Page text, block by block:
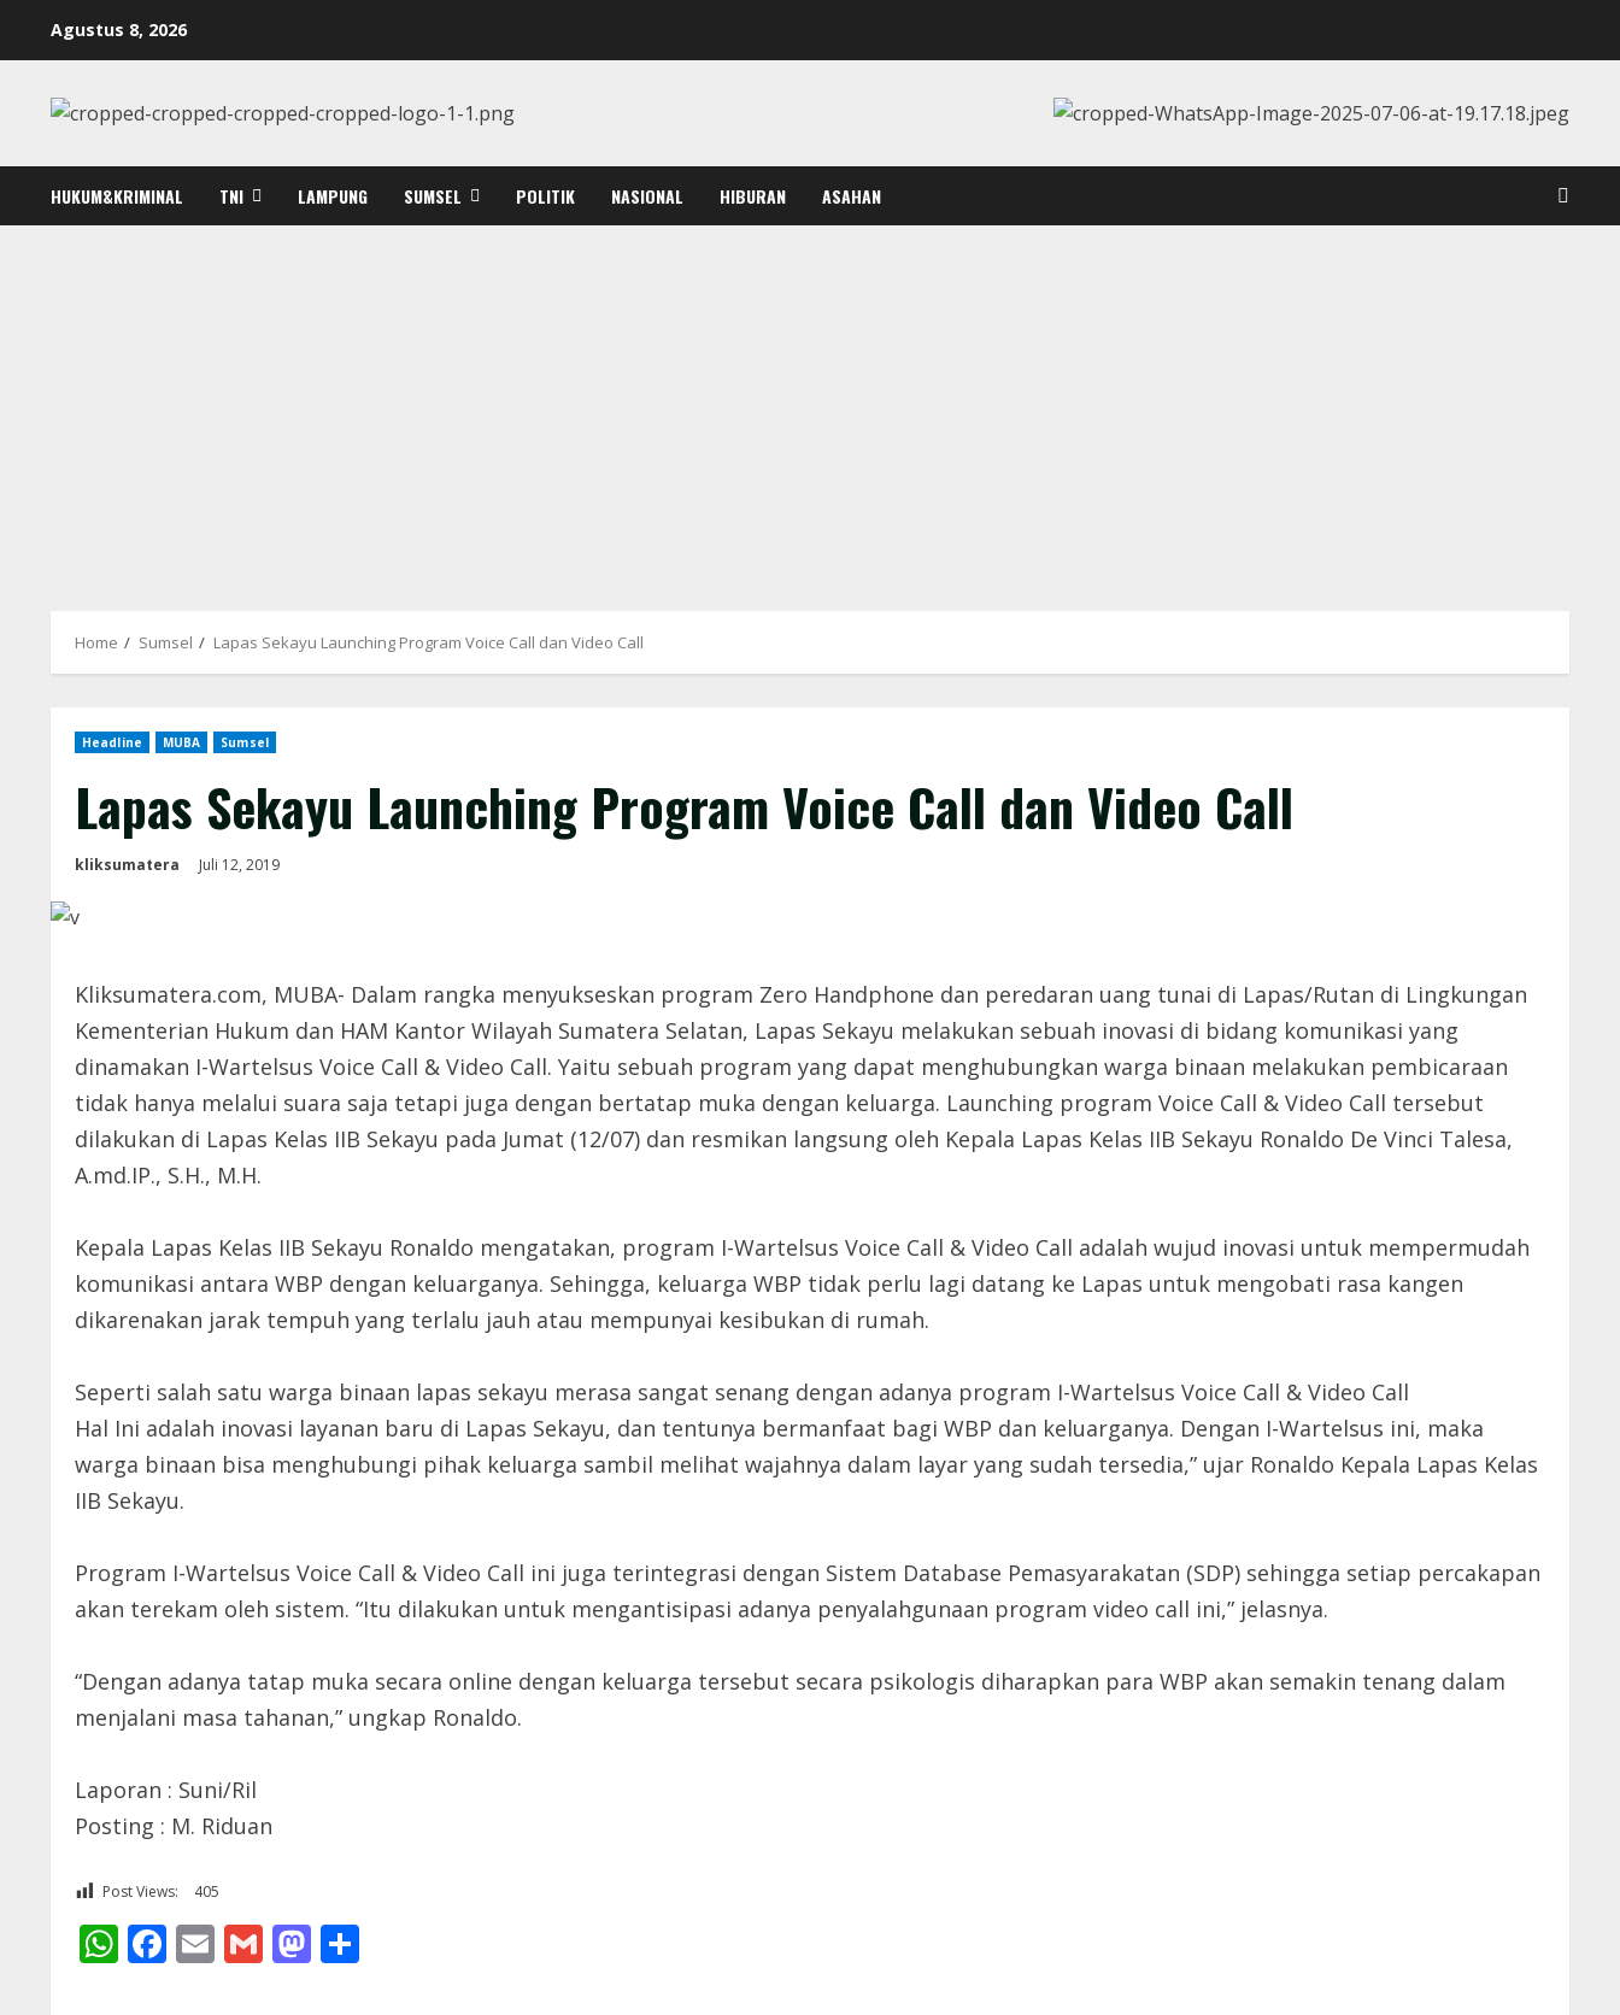
Agustus 8, 2026
HUKUM&KRIMINAL TNI LAMPUNG SUMSEL POLITIK NASIONAL HIBURAN ASAHAN
Home Sumsel Lapas Sekayu Launching Program Voice Call dan Video Call
Headline MUBA Sumsel
Lapas Sekayu Launching Program Voice Call dan Video Call
kliksumatera Juli 12, 2019
Kliksumatera.com, MUBA- Dalam rangka menyukseskan program Zero Handphone dan peredaran uang tunai di Lapas/Rutan di Lingkungan
Kementerian Hukum dan HAM Kantor Wilayah Sumatera Selatan, Lapas Sekayu melakukan sebuah inovasi di bidang komunikasi yang
dinamakan I-Wartelsus Voice Call & Video Call. Yaitu sebuah program yang dapat menghubungkan warga binaan melakukan pembicaraan
tidak hanya melalui suara saja tetapi juga dengan bertatap muka dengan keluarga. Launching program Voice Call & Video Call tersebut
dilakukan di Lapas Kelas IIB Sekayu pada Jumat (12/07) dan resmikan langsung oleh Kepala Lapas Kelas IIB Sekayu Ronaldo De Vinci Talesa,
A.md.IP., S.H., M.H.
Kepala Lapas Kelas IIB Sekayu Ronaldo mengatakan, program I-Wartelsus Voice Call & Video Call adalah wujud inovasi untuk mempermudah
komunikasi antara WBP dengan keluarganya. Sehingga, keluarga WBP tidak perlu lagi datang ke Lapas untuk mengobati rasa kangen
dikarenakan jarak tempuh yang terlalu jauh atau mempunyai kesibukan di rumah.
Seperti salah satu warga binaan lapas sekayu merasa sangat senang dengan adanya program I-Wartelsus Voice Call & Video Call
Hal Ini adalah inovasi layanan baru di Lapas Sekayu, dan tentunya bermanfaat bagi WBP dan keluarganya. Dengan I-Wartelsus ini, maka
warga binaan bisa menghubungi pihak keluarga sambil melihat wajahnya dalam layar yang sudah tersedia,” ujar Ronaldo Kepala Lapas Kelas
IIB Sekayu.
Program I-Wartelsus Voice Call & Video Call ini juga terintegrasi dengan Sistem Database Pemasyarakatan (SDP) sehingga setiap percakapan
akan terekam oleh sistem. “Itu dilakukan untuk mengantisipasi adanya penyalahgunaan program video call ini,” jelasnya.
“Dengan adanya tatap muka secara online dengan keluarga tersebut secara psikologis diharapkan para WBP akan semakin tenang dalam
menjalani masa tahanan,” ungkap Ronaldo.
Laporan : Suni/Ril
Posting : M. Riduan
Post Views: 405
WhatsApp
Facebook
EmailGmailMastodon